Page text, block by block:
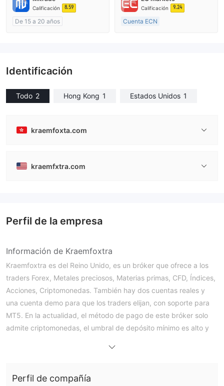
Calificación 8.59
De 15 a 20 años
Calificación 9.24
Cuenta ECN
Identificación
Todo 2 Hong Kong 1 Estados Unidos 1
kraemfoxta.com
kraemfxtra.com
Perfil de la empresa
Información de Kraemfoxtra
Kraemfoxtra es del Reino Unido, es un bróker que ofrece a los
traders Forex, Metales preciosos, Materias primas, CFD, Índices,
Acciones, Criptomonedas. También hay dos cuentas reales y
una cuenta demo para que los traders elijan, con soporte para
MT5. En la actualidad, el método de pago de este bróker solo
admite criptomonedas, el umbral de depósito mínimo es alto y
El sitio web de Kraemfoxtra no es accesible y actualmente no
Perfil de compañía